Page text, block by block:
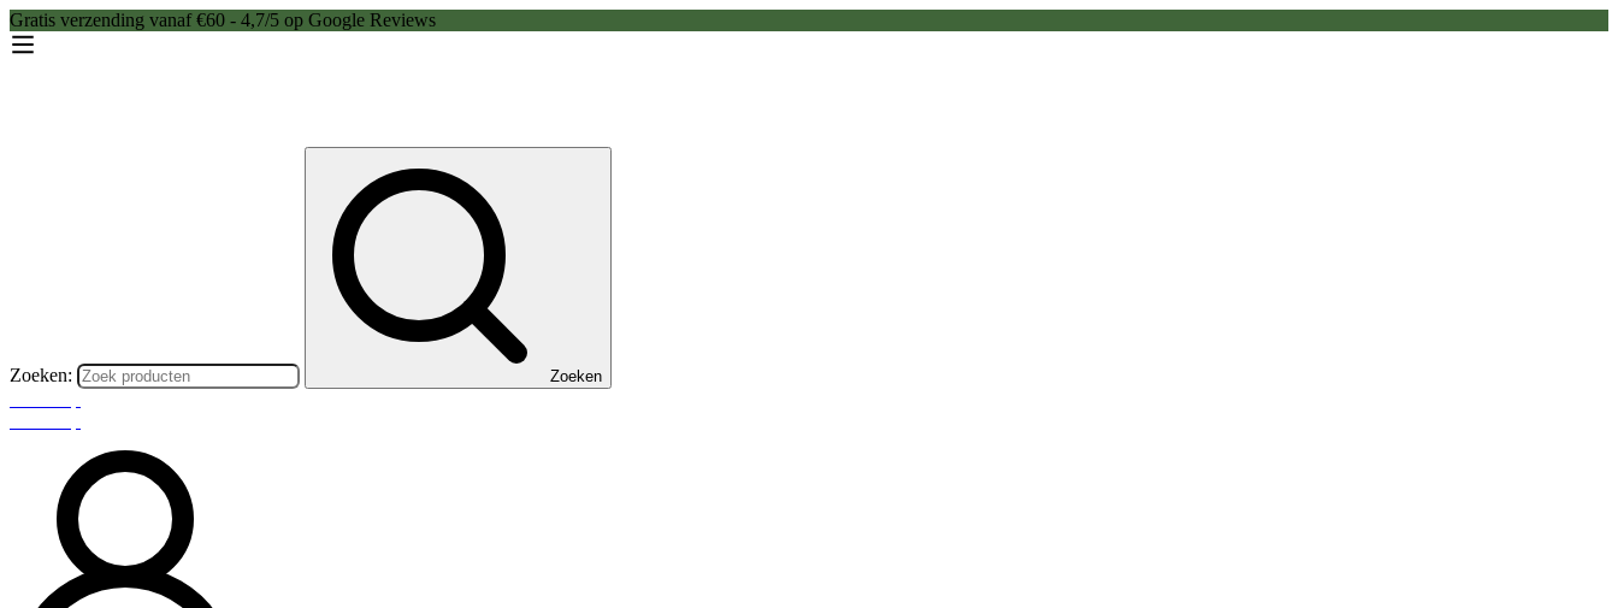
Gratis verzending vanaf €60 - 4,7/5 op Google Reviews
Zoeken: Zoeken